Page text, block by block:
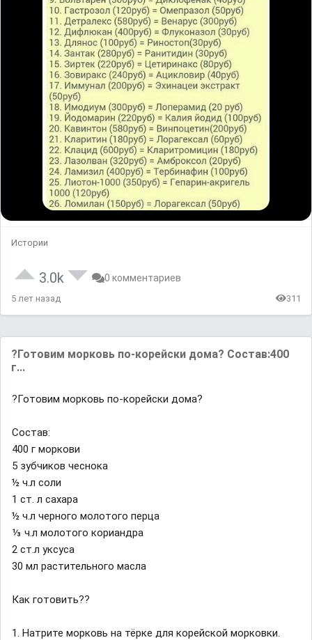
Истории
3.0k 0 комментариев
5 лет назад 311
?Готовим морковь по-корейски дома? Состав:400
г...
?Готовим морковь по-корейски дома?
Состав:
400 г моркови
5 зубчиков чеснока
½ ч.л соли
1 ст. л сахара
½ ч.л черного молотого перца
⅓ ч.л молотого кориандра
2 ст.л уксуса
30 мл растительного масла
Как готовить??
1. Натрите морковь на тёрке для корейской морковки.